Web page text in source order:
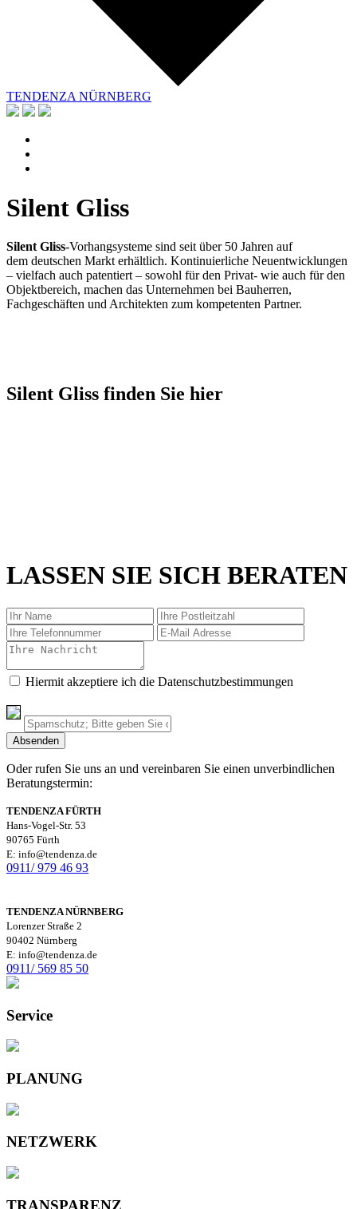
TENDENZA NÜRNBERG
Silent Gliss
Silent Gliss-Vorhangsysteme sind seit über 50 Jahren auf
dem deutschen Markt erhältlich. Kontinuierliche Neuentwicklungen
– vielfach auch patentiert – sowohl für den Privat- wie auch für den
Objektbereich, machen das Unternehmen bei Bauherren,
Fachgeschäften und Architekten zum kompetenten Partner.
Silent Gliss finden Sie hier
LASSEN SIE SICH BERATEN
Hiermit akzeptiere ich die Datenschutzbestimmungen
Oder rufen Sie uns an und vereinbaren Sie einen unverbindlichen
Beratungstermin:
TENDENZA FÜRTH
Hans-Vogel-Str. 53
90765 Fürth
E: info@tendenza.de
0911/ 979 46 93
TENDENZA NÜRNBERG
Lorenzer Straße 2
90402 Nürnberg
E: info@tendenza.de
0911/ 569 85 50
Service
PLANUNG
NETZWERK
TRANSPARENZ